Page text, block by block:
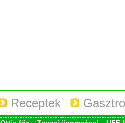
Receptek